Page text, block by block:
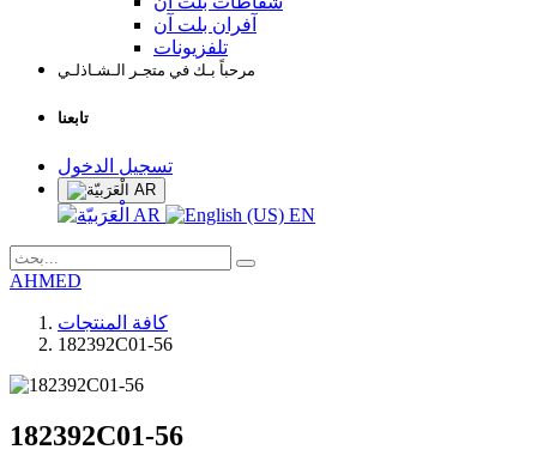
آفران بلت آن
تلفزيونات
مرحباً بـك في متجـر الـشـاذلـي
تابعنا
تسجيل الدخول
AR
AR EN
AHMED
كافة المنتجات
182392C01-56
182392C01-56